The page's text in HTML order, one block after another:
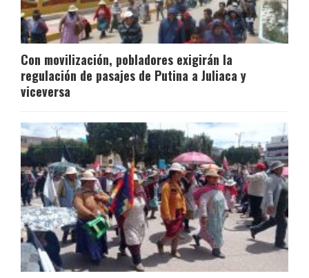
Con movilización, pobladores exigirán la
regulación de pasajes de Putina a Juliaca y
viceversa